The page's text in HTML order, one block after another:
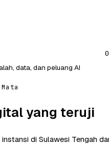
data, dan peluang AI
yang teruji
di Sulawesi Tengah